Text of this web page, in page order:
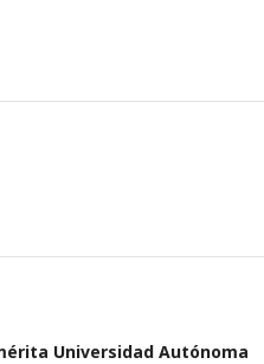
Universidad Autónoma